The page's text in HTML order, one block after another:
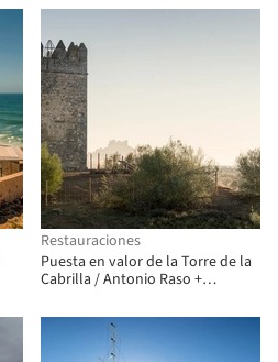
Restauraciones
Puesta en valor de la Torre de la
Cabrilla / Antonio Raso +